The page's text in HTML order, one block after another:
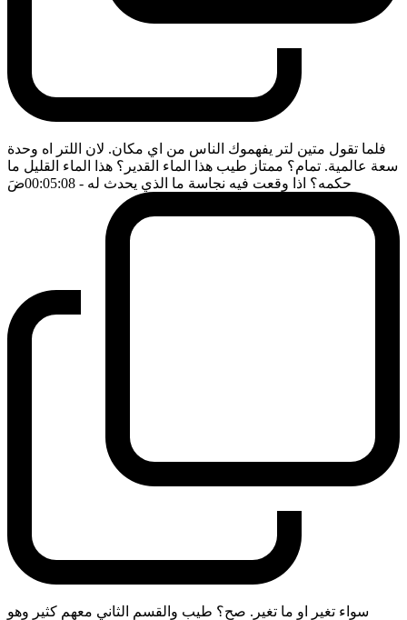
فلما تقول متين لتر يفهموك الناس من اي مكان. لان اللتر اه وحدة
سعة عالمية. تمام؟ ممتاز طيب هذا الماء القدير؟ هذا الماء القليل ما
حكمه؟ اذا وقعت فيه نجاسة ما الذي يحدث له - 00:05:08 ضَ
سواء تغير او ما تغير. صح؟ طيب والقسم الثاني معهم كثير وهو